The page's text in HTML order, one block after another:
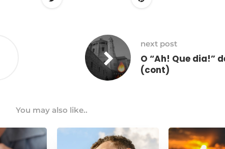
next post
O “Ah! Que dia!”
(cont)
You may also like..